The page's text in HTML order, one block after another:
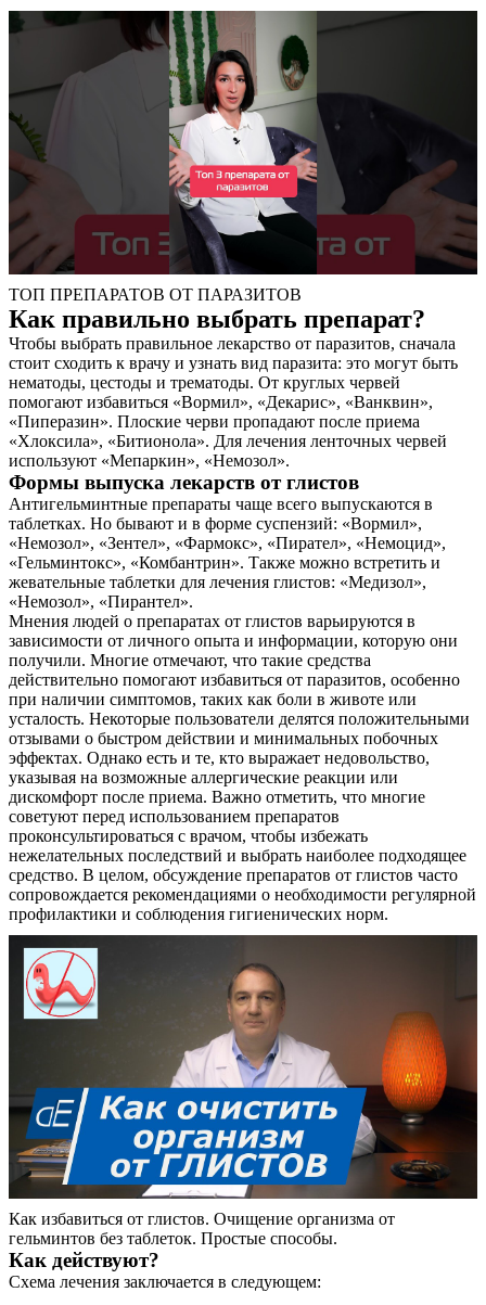
О нас
Услуги
Акции
Отзывы
ТОП ПРЕПАРАТОВ ОТ ПАРАЗИТОВ
Как правильно выбрать препарат?
Чтобы выбрать правильное лекарство от паразитов, сначала
стоит сходить к врачу и узнать вид паразита: это могут быть
нематоды, цестоды и трематоды. От круглых червей
помогают избавиться «Вормил», «Декарис», «Ванквин»,
«Пиперазин». Плоские черви пропадают после приема
«Хлоксила», «Битионола». Для лечения ленточных червей
используют «Мепаркин», «Немозол».
Формы выпуска лекарств от глистов
Антигельминтные препараты чаще всего выпускаются в
таблетках. Но бывают и в форме суспензий: «Вормил»,
«Немозол», «Зентел», «Фармокс», «Пирател», «Немоцид»,
«Гельминтокс», «Комбантрин». Также можно встретить и
жевательные таблетки для лечения глистов: «Медизол»,
«Немозол», «Пирантел».
Мнения людей о препаратах от глистов варьируются в
зависимости от личного опыта и информации, которую они
получили. Многие отмечают, что такие средства
действительно помогают избавиться от паразитов, особенно
при наличии симптомов, таких как боли в животе или
усталость. Некоторые пользователи делятся положительными
отзывами о быстром действии и минимальных побочных
эффектах. Однако есть и те, кто выражает недовольство,
указывая на возможные аллергические реакции или
дискомфорт после приема. Важно отметить, что многие
советуют перед использованием препаратов
проконсультироваться с врачом, чтобы избежать
нежелательных последствий и выбрать наиболее подходящее
средство. В целом, обсуждение препаратов от глистов часто
сопровождается рекомендациями о необходимости регулярной
профилактики и соблюдения гигиенических норм.
Как избавиться от глистов. Очищение организма от
гельминтов без таблеток. Простые способы.
Как действуют?
Схема лечения заключается в следующем: